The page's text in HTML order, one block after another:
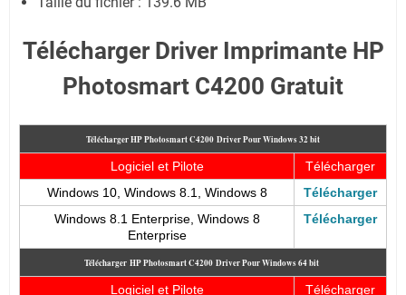
Télécharger Driver Imprimante HP
Photosmart C4200 Gratuit
Télécharger HP Photosmart C4200 Driver Pour Windows 32 bit
Logiciel et Pilote
Télécharger
Windows 10, Windows 8.1, Windows 8
Télécharger
Windows 8.1 Enterprise, Windows 8
Enterprise
Télécharger
Télécharger HP Photosmart C4200 Driver Pour Windows 64 bit
Logiciel et Pilote Télécharger